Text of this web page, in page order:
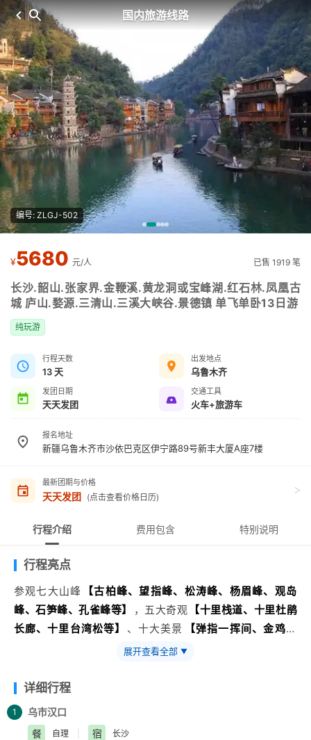
国内旅游线路
编号: ZLGJ-502
¥5680 元/人 已售 1919 笔
长沙.韶山.张家界.金鞭溪.黄龙洞或宝峰湖.红石林.凤凰古
城 庐山.婺源.三清山.三溪大峡谷.景德镇 单飞单卧13日游
纯玩游
行程天数
13 天
出发地点
乌鲁木齐
发团日期
天天发团
交通工具
火车+旅游车
报名地址
新疆乌鲁木齐市沙依巴克区伊宁路89号新丰大厦A座7楼
最新团期与价格
天天发团 (点击查看价格日历)
>
行程介绍 费用包含 特别说明
行程亮点
参观七大山峰
【古柏峰、望指峰、松涛峰、杨眉峰、观岛
峰、石笋峰、孔雀峰等】
，五大奇观
【十里栈道、十里杜鹃
长廊、十里台湾松等】
、十大美景
【弹指一挥间、金鸡报
晓、天烛峰、蛤蟆叫天、群猴听训等】
展开查看全部 ▼
详细行程
1 乌市汉口
餐
自理 宿 长沙